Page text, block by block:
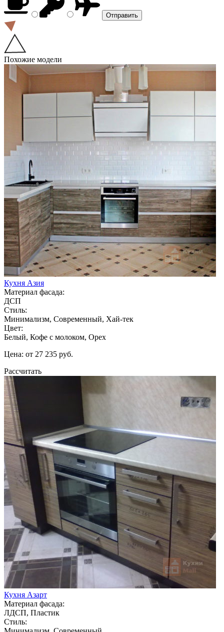
Похожие модели
Кухня Азия
Материал фасада:
ДСП
Стиль:
Минимализм, Современный, Хай-тек
Цвет:
Белый, Кофе с молоком, Орех
Цена: от 27 235 руб.
Рассчитать
Кухня Азарт
Материал фасада:
ЛДСП, Пластик
Стиль: